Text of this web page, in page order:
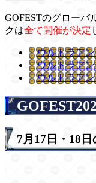
GOFESTのグローバ
クは全て開催が決定
ウルトラア
ウルトラア
ウルトラア
7月17日・18